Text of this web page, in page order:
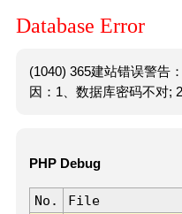
Database Error
(1040) 365建站错误警告
因：1、数据库密码不对;
PHP Debug
No. File